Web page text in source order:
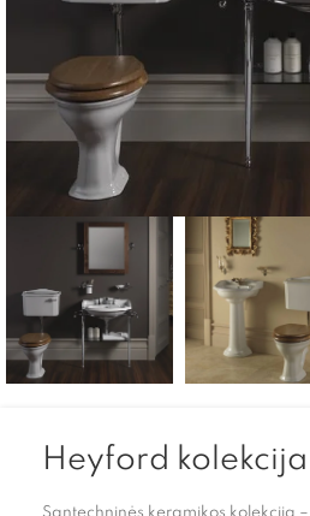
Heyford kolekcija